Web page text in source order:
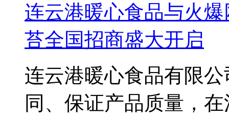
连云港暖心食品与火
苔全国招商盛大开启
连云港暖心食品有限
同、保证产品质量，